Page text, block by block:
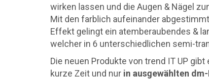
wirken lassen und die Augen & Nägel
Mit den farblich aufeinander
Effekt gelingt ein atemberaubendes &
welcher in 6 unterschiedlichen semi-
Die neuen Produkte von trend IT UP gibt
kurze Zeit und nur in ausgewählten